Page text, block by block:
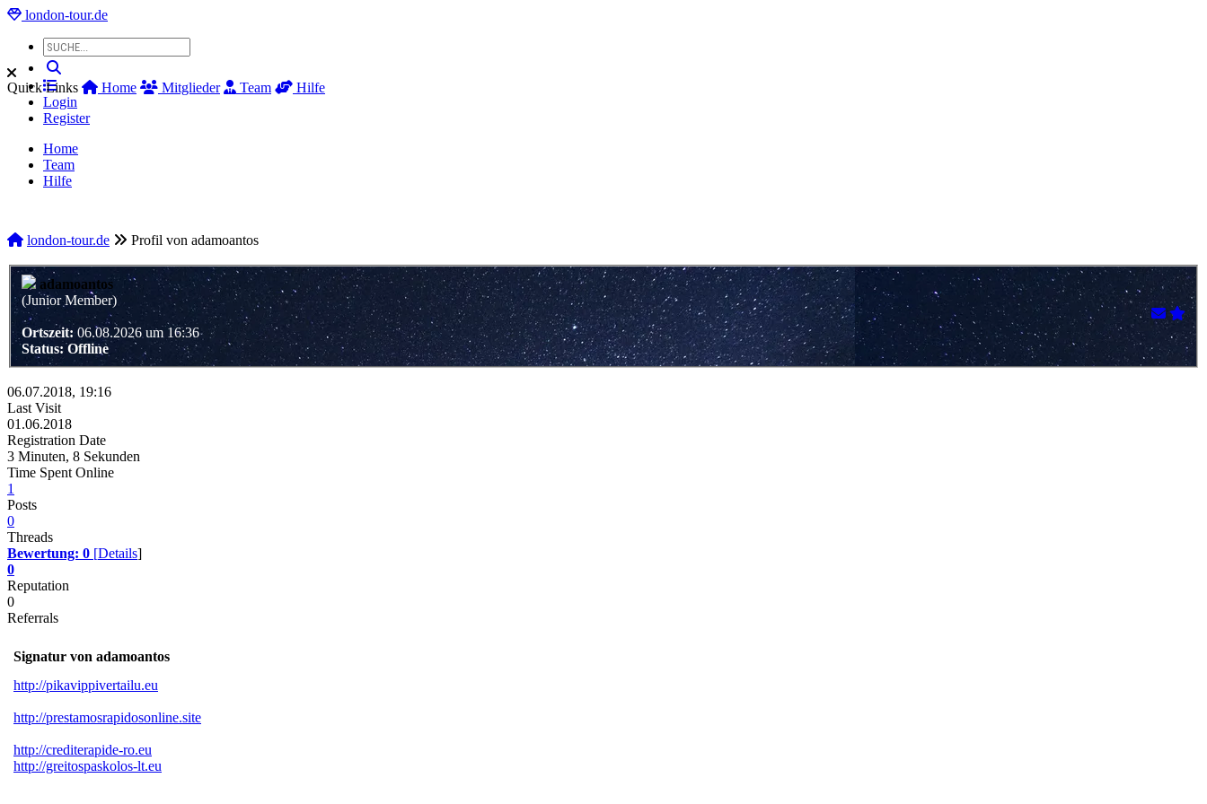
london-tour.de
Login
Register
Home
Team
Hilfe
Quick Links Home Mitglieder Team Hilfe
london-tour.de Profil von adamoantos
adamoantos
(Junior Member)
Ortszeit: 06.08.2026 um 16:36
Status: Offline
06.07.2018, 19:16
Last Visit
01.06.2018
Registration Date
3 Minuten, 8 Sekunden
Time Spent Online
1
Posts
0
Threads
Bewertung: 0 [Details]
0
Reputation
0
Referrals
Signatur von adamoantos
http://pikavippivertailu.eu
http://prestamosrapidosonline.site
http://crediterapide-ro.eu
http://greitospaskolos-lt.eu